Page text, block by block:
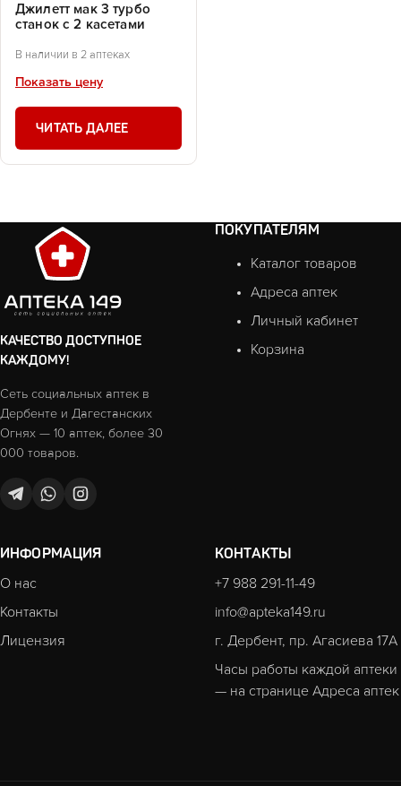
Джилетт мак 3 турбо
станок с 2 касетами
В наличии в 2 аптеках
Показать цену
ЧИТАТЬ ДАЛЕЕ
КАЧЕСТВО ДОСТУПНОЕ
КАЖДОМУ!
Сеть социальных аптек в
Дербенте и Дагестанских
Огнях — 10 аптек, более 30
000 товаров.
ПОКУПАТЕЛЯМ
Каталог товаров
Адреса аптек
Личный кабинет
Корзина
ИНФОРМАЦИЯ
О нас
Контакты
Лицензия
КОНТАКТЫ
+7 988 291-11-49
info@apteka149.ru
г. Дербент, пр. Агасиева 17А
Часы работы каждой аптеки
— на странице Адреса аптек